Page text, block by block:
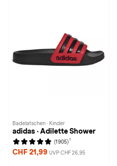
Badelatschen · Kinder
adidas · Adilette Shower
(1905) 1
CHF 21,99 UVP CHF 26,95